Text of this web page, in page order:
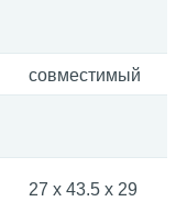
совместимый
27 x 43.5 x 29